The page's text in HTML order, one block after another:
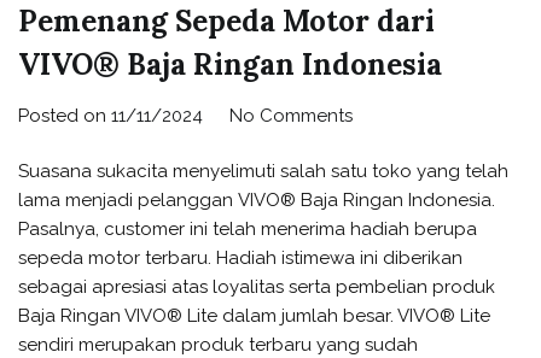
Pemenang Sepeda Motor dari
VIVO® Baja Ringan Indonesia
Posted on 11/11/2024 No Comments
Suasana sukacita menyelimuti salah satu toko yang telah
lama menjadi pelanggan VIVO® Baja Ringan Indonesia.
Pasalnya, customer ini telah menerima hadiah berupa
sepeda motor terbaru. Hadiah istimewa ini diberikan
sebagai apresiasi atas loyalitas serta pembelian produk
Baja Ringan VIVO® Lite dalam jumlah besar. VIVO® Lite
sendiri merupakan produk terbaru yang sudah